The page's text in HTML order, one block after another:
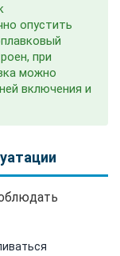
опустить
при
можно
включения и